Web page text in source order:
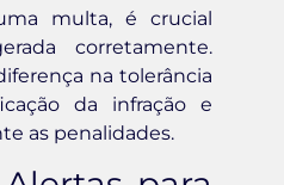
multa, é crucial
corretamente.
na tolerância
da infração e
as penalidades.